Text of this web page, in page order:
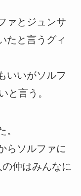
ァとジュンサ
たと言うグィ
いいがソルフ
と言う。
。
らソルファに
仲はみんなに